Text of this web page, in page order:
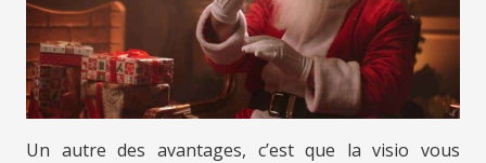
Un autre des avantages, c’est que la visio vous